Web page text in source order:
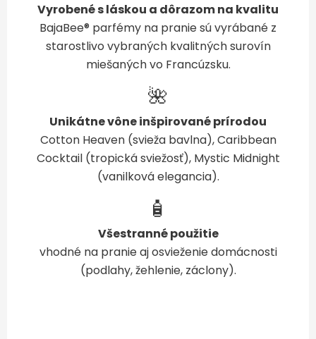
Vyrobené s láskou a dôrazom na kvalitu
BajaBee® parfémy na pranie sú vyrábané z
starostlivo vybraných kvalitných surovín
miešaných vo Francúzsku.
🌺
Unikátne vône inšpirované prírodou
Cotton Heaven (svieža bavlna), Caribbean
Cocktail (tropická sviežosť), Mystic Midnight
(vanilková elegancia).
🧴
Všestranné použitie
vhodné na pranie aj osvieženie domácnosti
(podlahy, žehlenie, záclony).